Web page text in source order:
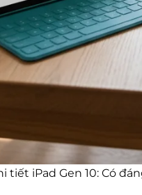
tiết iPad Gen 10: Có